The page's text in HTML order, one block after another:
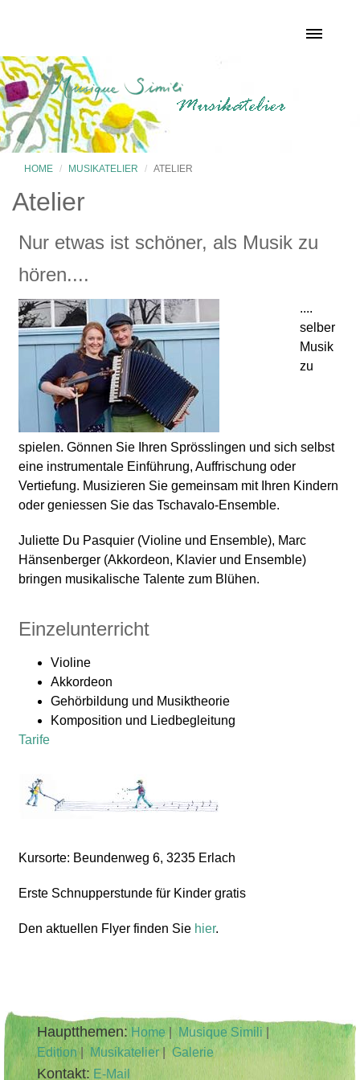
HOME MUSIKATELIER ATELIER
Atelier
Nur etwas ist schöner, als Musik zu
hören....
....
selber
Musik
zu
spielen. Gönnen Sie Ihren Sprösslingen und sich selbst
eine instrumentale Einführung, Auffrischung oder
Vertiefung. Musizieren Sie gemeinsam mit Ihren Kindern
oder geniessen Sie das Tschavalo-Ensemble.
Juliette Du Pasquier (Violine und Ensemble), Marc
Hänsenberger (Akkordeon, Klavier und Ensemble)
bringen musikalische Talente zum Blühen.
Einzelunterricht
Violine
Akkordeon
Gehörbildung und Musiktheorie
Komposition und Liedbegleitung
Tarife
Kursorte: Beundenweg 6, 3235 Erlach
Erste Schnupperstunde für Kinder gratis
Den aktuellen Flyer finden Sie hier.
Hauptthemen: Home| Musique Simili
Edition| Musikatelier| Galerie
Kontakt: E-Mail